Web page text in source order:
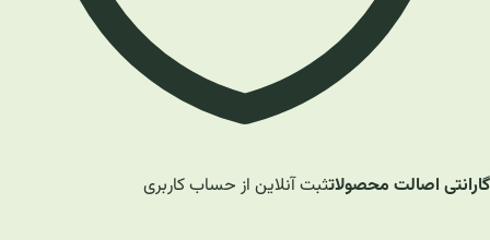
گارانتی اصالت محصولاتثبت آنلاین از حساب کاربری